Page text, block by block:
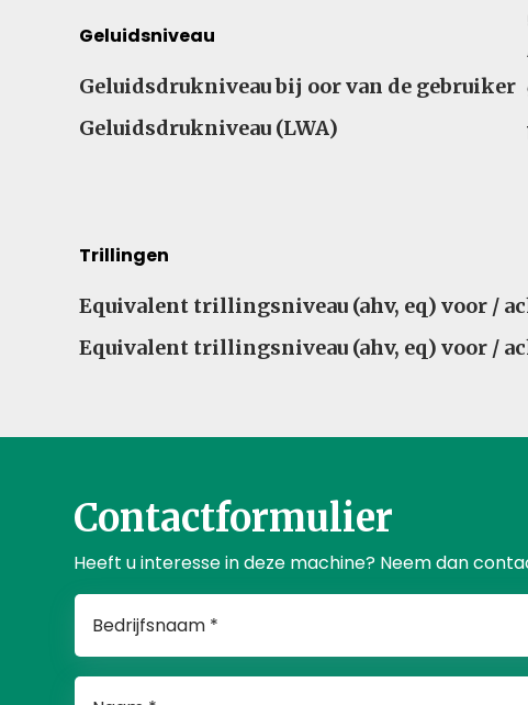
Geluidsniveau – Vergelijk specificaties voor
Geluidsniveau
Geluidsdrukniveau bij oor van de gebruiker
Geluidsdrukniveau (LWA)
Trillingen – Vergelijk specificaties voor
Trillingen
Equivalent trillingsniveau (ahv, eq) voor /
Equivalent trillingsniveau (ahv, eq) voor /
Contactformulier
Heeft u interesse in deze machine? Neem dan